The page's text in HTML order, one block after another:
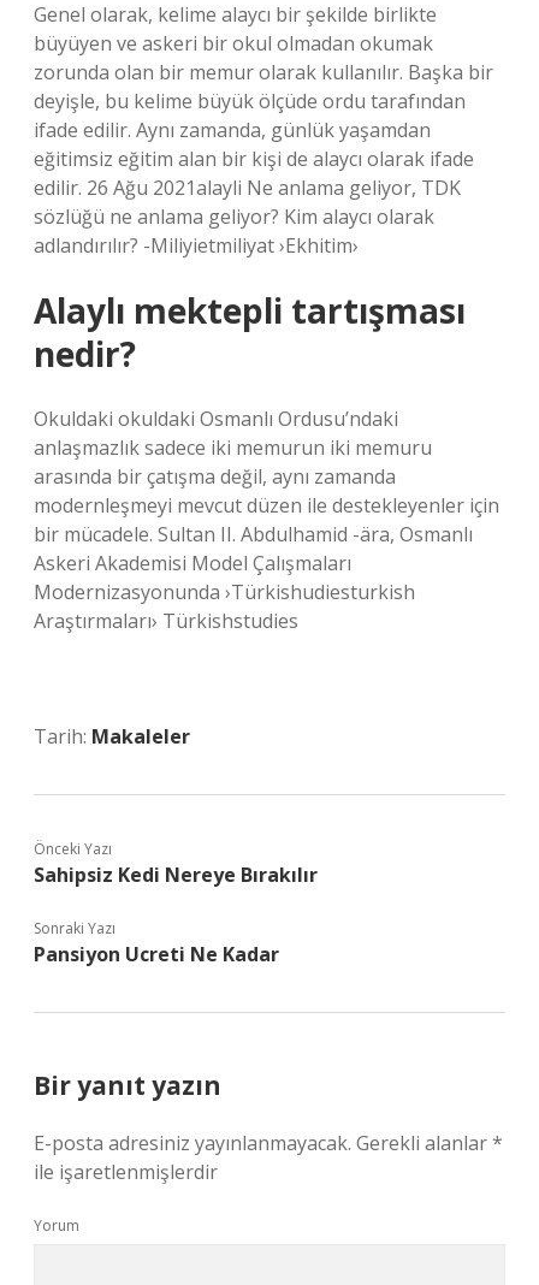
Genel olarak, kelime alaycı bir şekilde birlikte
büyüyen ve askeri bir okul olmadan okumak
zorunda olan bir memur olarak kullanılır. Başka bir
deyişle, bu kelime büyük ölçüde ordu tarafından
ifade edilir. Aynı zamanda, günlük yaşamdan
eğitimsiz eğitim alan bir kişi de alaycı olarak ifade
edilir. 26 Ağu 2021alayli Ne anlama geliyor, TDK
sözlüğü ne anlama geliyor? Kim alaycı olarak
adlandırılır? -Miliyietmiliyat ›Ekhitim›
Alaylı mektepli tartışması
nedir?
Okuldaki okuldaki Osmanlı Ordusu’ndaki
anlaşmazlık sadece iki memurun iki memuru
arasında bir çatışma değil, aynı zamanda
modernleşmeyi mevcut düzen ile destekleyenler için
bir mücadele. Sultan II. Abdulhamid -ära, Osmanlı
Askeri Akademisi Model Çalışmaları
Modernizasyonunda ›Türkishudiesturkish
Araştırmaları› Türkishstudies
Tarih: Makaleler
Önceki Yazı
Sahipsiz Kedi Nereye Bırakılır
Sonraki Yazı
Pansiyon Ucreti Ne Kadar
Bir yanıt yazın
E-posta adresiniz yayınlanmayacak. Gerekli alanlar*
ile işaretlenmişlerdir
Yorum